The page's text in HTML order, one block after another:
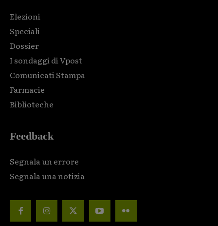
Elezioni
Speciali
Dossier
I sondaggi di Vpost
Comunicati Stampa
Farmacie
Biblioteche
Feedback
Segnala un errore
Segnala una notizia